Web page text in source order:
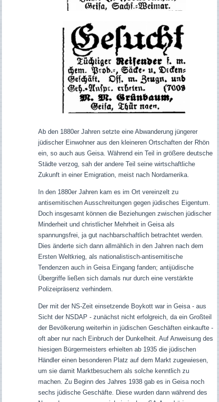
Ab den 1880er Jahren setzte eine Abwanderung jüngerer
jüdischer Einwohner aus den kleineren Ortschaften der Rhön
ein, so auch aus Geisa. Während ein Teil in größere deutsche
Städte verzog, sah der andere Teil seine wirtschaftliche
Zukunft in einer Emigration, meist nach Nordamerika.
In den 1880er Jahren kam es im Ort vereinzelt zu
antisemitischen Ausschreitungen gegen jüdisches Eigentum.
Doch insgesamt können die Beziehungen zwischen jüdischer
Minderheit und christlicher Mehrheit in Geisa als
spannungsfrei, ja gut nachbarschaftlich betrachtet werden.
Dies änderte sich dann allmählich in den Jahren nach dem
Ersten Weltkrieg, als nationalistisch-antisemitische
Tendenzen auch in Geisa Eingang fanden; antijüdische
Übergriffe ließen sich damals nur durch eine verstärkte
Polizeipräsenz verhindern.
Der mit der NS-Zeit einsetzende Boykott war in Geisa - aus
Sicht der NSDAP - zunächst nicht erfolgreich, da ein Großteil
der Bevölkerung weiterhin in jüdischen Geschäften einkaufte -
oft aber nur nach Einbruch der Dunkelheit. Auf Anweisung des
hiesigen Bürgermeisters erhielten ab 1935 die jüdischen
Händler einen besonderen Platz auf dem Markt zugewiesen,
um sie damit Marktbesuchern als solche kenntlich zu
machen. Zu Beginn des Jahres 1938 gab es in Geisa noch
sechs jüdische Geschäfte. Diese wurden dann während des